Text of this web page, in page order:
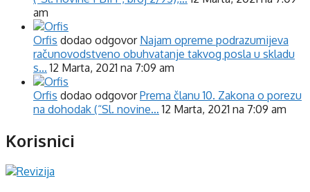
am
Orfis dodao odgovor Najam opreme podrazumijeva
računovodstveno obuhvatanje takvog posla u skladu
s… 12 Marta, 2021 na 7:09 am
Orfis dodao odgovorPrema članu 10. Zakona o porezu
na dohodak (“Sl. novine… 12 Marta, 2021 na 7:09 am
Korisnici